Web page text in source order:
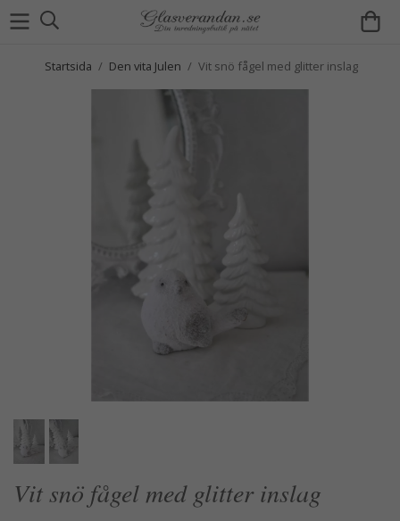
Startsida / Den vita Julen / Vit snö fågel med glitter inslag
Vit snö fågel med glitter inslag